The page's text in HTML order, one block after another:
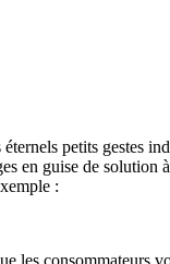
petits gestes
en guise de solution
: